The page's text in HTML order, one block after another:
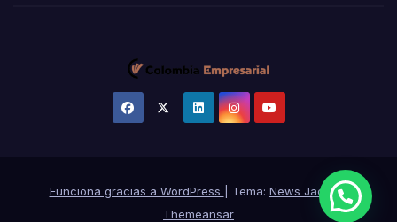
Funciona gracias a WordPress Tema: News Jackde
Themeansar